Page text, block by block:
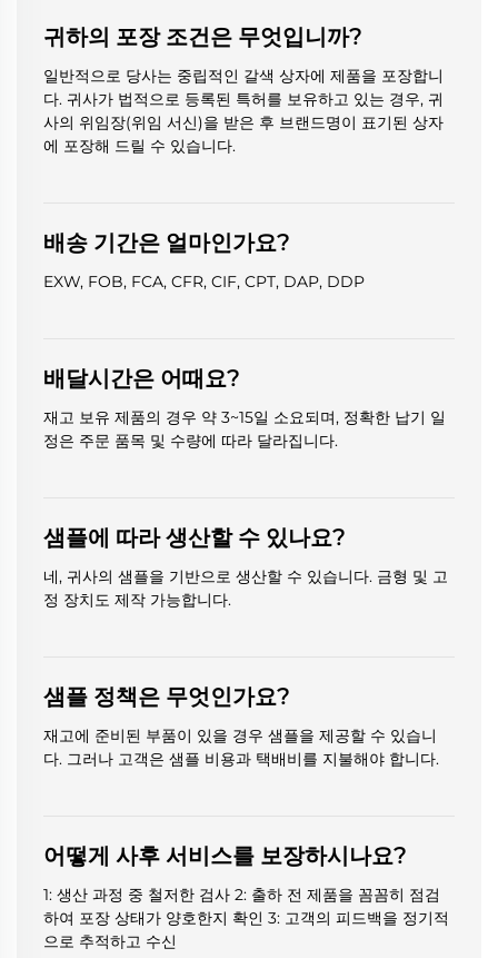
귀하의 포장 조건은 무엇입니까?
일반적으로 당사는 중립적인 갈색 상자에 제품을 포장합니
다. 귀사가 법적으로 등록된 특허를 보유하고 있는 경우, 귀
사의 위임장(위임 서신)을 받은 후 브랜드명이 표기된 상자
에 포장해 드릴 수 있습니다.
배송 기간은 얼마인가요?
EXW, FOB, FCA, CFR, CIF, CPT, DAP, DDP
배달시간은 어때요?
재고 보유 제품의 경우 약 3~15일 소요되며, 정확한 납기 일
정은 주문 품목 및 수량에 따라 달라집니다.
샘플에 따라 생산할 수 있나요?
네, 귀사의 샘플을 기반으로 생산할 수 있습니다. 금형 및 고
정 장치도 제작 가능합니다.
샘플 정책은 무엇인가요?
재고에 준비된 부품이 있을 경우 샘플을 제공할 수 있습니
다. 그러나 고객은 샘플 비용과 택배비를 지불해야 합니다.
어떻게 사후 서비스를 보장하시나요?
1: 생산 과정 중 철저한 검사 2: 출하 전 제품을 꼼꼼히 점검
하여 포장 상태가 양호한지 확인 3: 고객의 피드백을 정기적
으로 추적하고 수신